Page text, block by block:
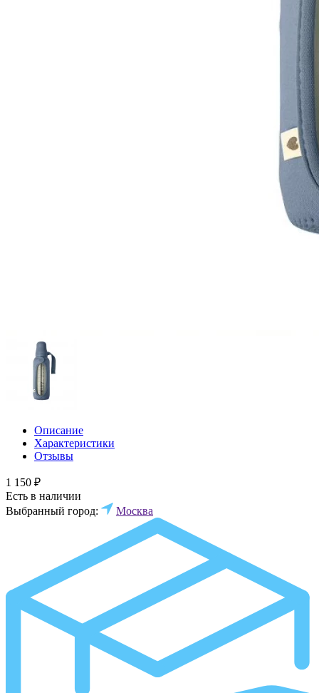
Описание
Характеристики
Отзывы
1 150 ₽
Есть в наличии
Выбранный город:
Москва